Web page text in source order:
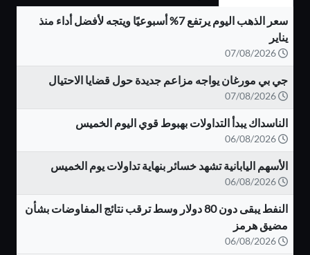
سعر الذهب اليوم يرتفع 7% أسبوعيًا ويتجه لأفضل أداء منذ
يناير
جي بي مورغان يواجه مزاعم جديدة حول قضايا الاحتيال
الناسداك يبدأ التداولات بهبوط قوي اليوم الخميس
الأسهم اليابانية تشهد خسائر بنهاية تداولات يوم الخميس
النفط يبقى دون 80 دولار وسط ترقب نتائج المفاوضات بشأن
مضيق هرمز